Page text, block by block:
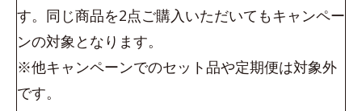
す。同じ商品を2点ご購入いただいてもキャンペー
ンの対象となります。
※他キャンペーンでのセット品や定期便は対象外
です。